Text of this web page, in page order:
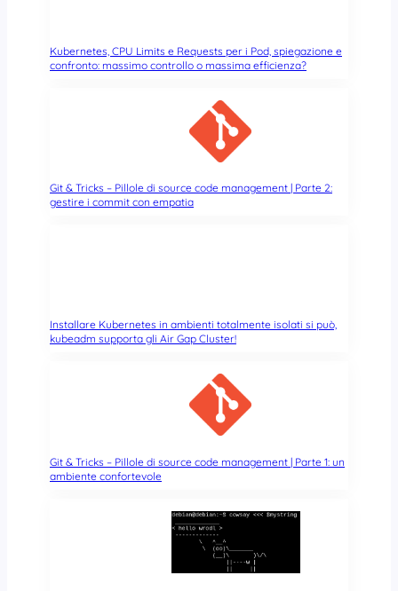
Kubernetes, CPU Limits e Requests per i Pod, spiegazione e
confronto: massimo controllo o massima efficienza?
Git & Tricks – Pillole di source code management | Parte 2:
gestire i commit con empatia
Installare Kubernetes in ambienti totalmente isolati si può,
kubeadm supporta gli Air Gap Cluster!
Git & Tricks – Pillole di source code management | Parte 1: un
ambiente confortevole